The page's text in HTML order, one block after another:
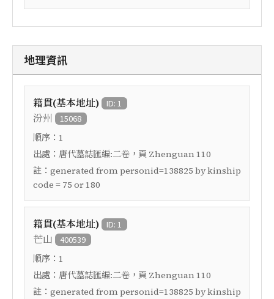
地理資訊
籍貫(基本地址) ID: 1
汾州 15068
順序： 1
出處： 唐代墓誌匯編:二卷 ，頁 Zhenguan 110
註： generated from personid=138825 by kinship
code = 75 or 180
籍貫(基本地址) ID: 1
芒山 400539
順序： 1
出處： 唐代墓誌匯編:二卷 ，頁 Zhenguan 110
註： generated from personid=138825 by kinship